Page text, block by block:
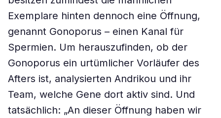
Exemplare hinten dennoch eine Öffnung,
genannt Gonoporus – einen Kanal für
Spermien. Um herauszufinden, ob der
Gonoporus ein urtümlicher Vorläufer des
Afters ist, analysierten Andrikou und ihr
Team, welche Gene dort aktiv sind. Und
tatsächlich: „An dieser Öffnung haben wir